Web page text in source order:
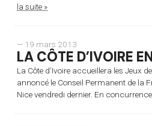
la suite »
— 19 mars 2013
LA CÔTE D’IVOIRE
La Côte d’Ivoire accueillera les Jeux
annoncé le Conseil Permanent de la
Nice vendredi dernier. En concurrence